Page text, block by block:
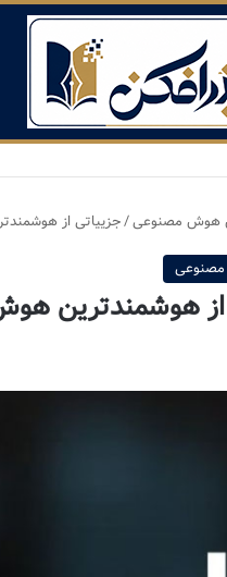
هوش مصنوعی/جزییاتی از
از هوشمندترین